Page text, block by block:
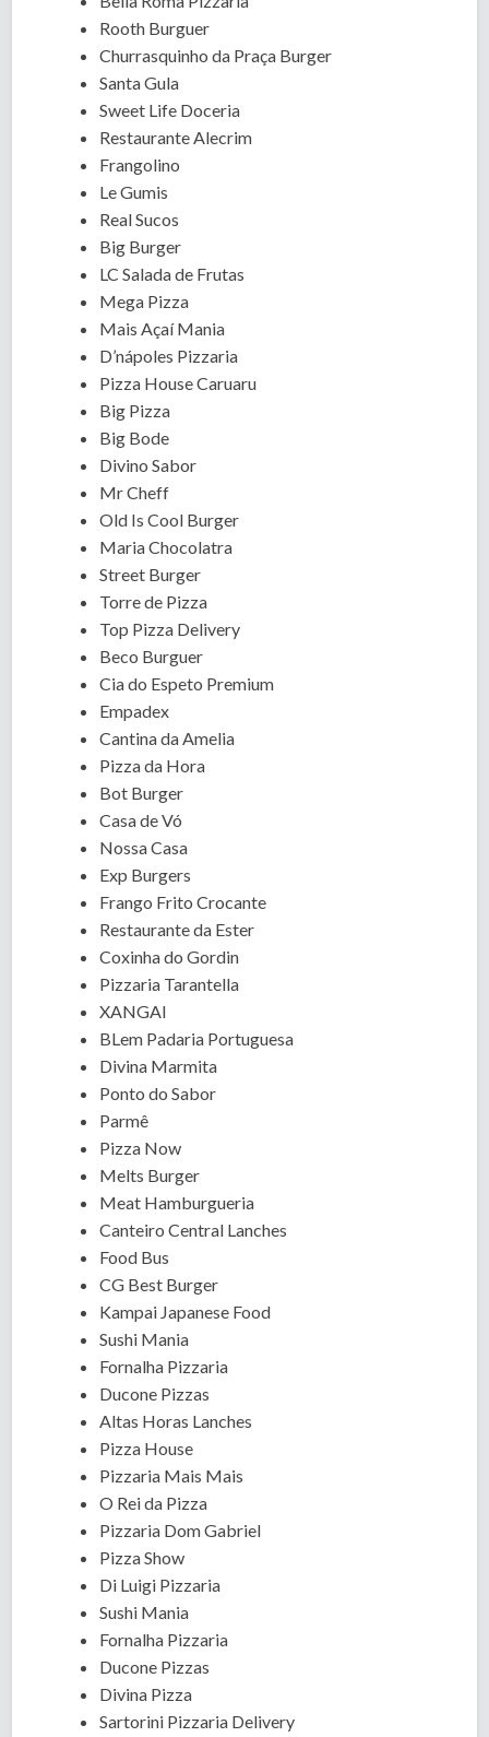
Rooth Burguer
Churrasquinho da Praça Burger
Santa Gula
Sweet Life Doceria
Restaurante Alecrim
Frangolino
Le Gumis
Real Sucos
Big Burger
LC Salada de Frutas
Mega Pizza
Mais Açaí Mania
D’nápoles Pizzaria
Pizza House Caruaru
Big Pizza
Big Bode
Divino Sabor
Mr Cheff
Old Is Cool Burger
Maria Chocolatra
Street Burger
Torre de Pizza
Top Pizza Delivery
Beco Burguer
Cia do Espeto Premium
Empadex
Cantina da Amelia
Pizza da Hora
Bot Burger
Casa de Vó
Nossa Casa
Exp Burgers
Frango Frito Crocante
Restaurante da Ester
Coxinha do Gordin
Pizzaria Tarantella
XANGAI
BLem Padaria Portuguesa
Divina Marmita
Ponto do Sabor
Parmê
Pizza Now
Melts Burger
Meat Hamburgueria
Canteiro Central Lanches
Food Bus
CG Best Burger
Kampai Japanese Food
Sushi Mania
Fornalha Pizzaria
Ducone Pizzas
Altas Horas Lanches
Pizza House
Pizzaria Mais Mais
O Rei da Pizza
Pizzaria Dom Gabriel
Pizza Show
Di Luigi Pizzaria
Sushi Mania
Fornalha Pizzaria
Ducone Pizzas
Divina Pizza
Sartorini Pizzaria Delivery